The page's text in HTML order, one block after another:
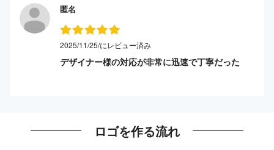
匿名
2025/11/25/にレビュー済み
デザイナー様の対応が非常に迅速で丁寧だった
ロゴを作る流れ